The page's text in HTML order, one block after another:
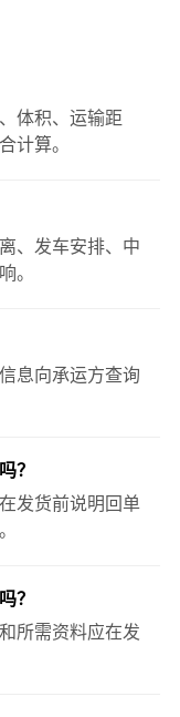
体积、运输距
计算。
、发车安排、中
。
息向承运方查询
？
发货前说明回单
？
所需资料应在发